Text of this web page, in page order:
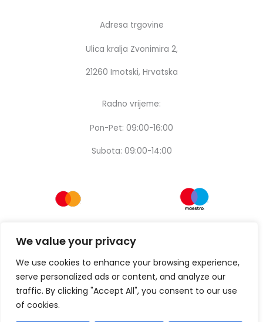
We value your privacy
We use cookies to enhance your browsing experience,
serve personalized ads or content, and analyze our
traffic. By clicking "Accept All", you consent to our use
of cookies.
Adresa trgovine
Ulica kralja Zvonimira 2,
21260 Imotski, Hrvatska
Radno vrijeme:
Pon-Pet: 09:00-16:00
Subota: 09:00-14:00